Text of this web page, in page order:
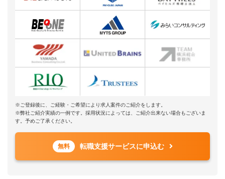
※ご登録後に、ご経験・ご希望により求人案件のご紹介をします。
※弊社ご紹介実績の一例です。採用状況によっては、ご紹介出来ない場合もございま
す。予めご了承ください。
無料 転職支援サービスに申込む